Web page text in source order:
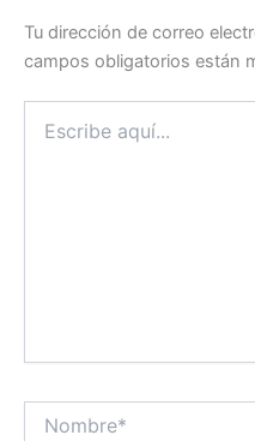
Tu dirección de correo
campos obligatorios están
aquí...